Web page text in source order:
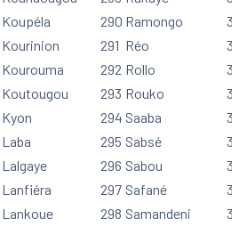
Koupéla
Kourinion
Kourouma
Koutougou
Kyon
Laba
Lalgaye
Lanfiéra
Lankoue
290
291
292
293
294
295
296
297
298
Ramongo
Réo
Rollo
Rouko
Saaba
Sabsé
Sabou
Safané
Samandeni
391